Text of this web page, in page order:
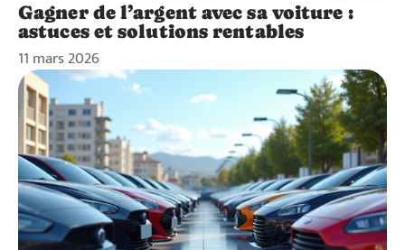
Gagner de l’argent avec sa voiture :
astuces et solutions rentables
11 mars 2026